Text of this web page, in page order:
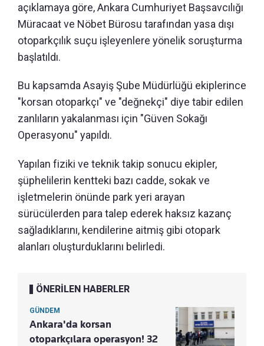
açıklamaya göre, Ankara Cumhuriyet Başsavcılığı
Müracaat ve Nöbet Bürosu tarafından yasa dışı
otoparkçılık suçu işleyenlere yönelik soruşturma
başlatıldı.
Bu kapsamda Asayiş Şube Müdürlüğü ekiplerince
"korsan otoparkçı" ve "değnekçi" diye tabir edilen
zanlıların yakalanması için "Güven Sokağı
Operasyonu" yapıldı.
Yapılan fiziki ve teknik takip sonucu ekipler,
şüphelilerin kentteki bazı cadde, sokak ve
işletmelerin önünde park yeri arayan
sürücülerden para talep ederek haksız kazanç
sağladıklarını, kendilerine aitmiş gibi otopark
alanları oluşturduklarını belirledi.
ÖNERİLEN HABERLER
GÜNDEM
Ankara'da korsan
otoparkçılara operasyon! 32